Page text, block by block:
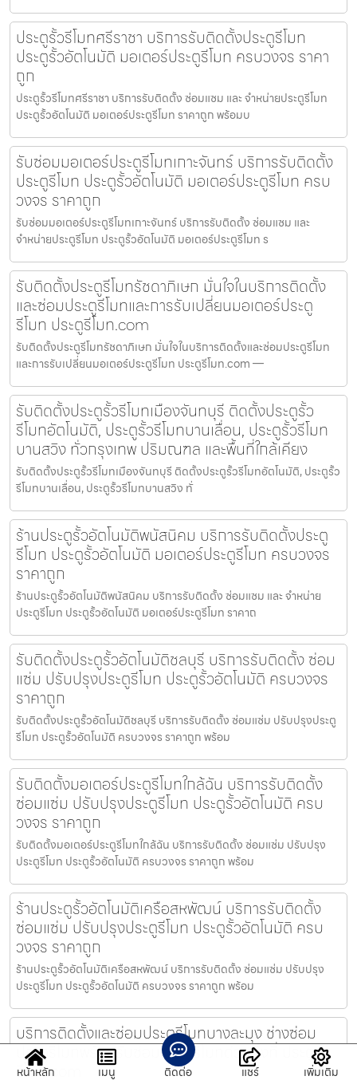
ประตูรั้วรีโมทศรีราชา บริการรับติดตั้งประตูรีโมท
ประตูรั้วอัตโนมัติ มอเตอร์ประตูรีโมท ครบวงจร ราคา
ถูก
ประตูรั้วรีโมทศรีราชา บริการรับติดตั้ง ซ่อมแซม และ จำหน่ายประตูรีโมท
ประตูรั้วอัตโนมัติ มอเตอร์ประตูรีโมท ราคาถูก พร้อมบ
รับซ่อมมอเตอร์ประตูรีโมทเกาะจันทร์ บริการรับติดตั้ง
ประตูรีโมท ประตูรั้วอัตโนมัติ มอเตอร์ประตูรีโมท ครบ
วงจร ราคาถูก
รับซ่อมมอเตอร์ประตูรีโมทเกาะจันทร์ บริการรับติดตั้ง ซ่อมแซม และ
จำหน่ายประตูรีโมท ประตูรั้วอัตโนมัติ มอเตอร์ประตูรีโมท ร
รับติดตั้งประตูรีโมทรัชดาภิเษก มั่นใจในบริการติดตั้ง
และซ่อมประตูรีโมทและการรับเปลี่ยนมอเตอร์ประตู
รีโมท ประตูรีโมท.com
รับติดตั้งประตูรีโมทรัชดาภิเษก มั่นใจในบริการติดตั้งและซ่อมประตูรีโมท
และการรับเปลี่ยนมอเตอร์ประตูรีโมท ประตูรีโมท.com —
รับติดตั้งประตูรั้วรีโมทเมืองจันทบุรี ติดตั้งประตูรั้ว
รีโมทอัตโนมัติ, ประตูรั้วรีโมทบานเลื่อน, ประตูรั้วรีโมท
บานสวิง ทั่วกรุงเทพ ปริมณฑล และพื้นที่ใกล้เคียง
รับติดตั้งประตูรั้วรีโมทเมืองจันทบุรี ติดตั้งประตูรั้วรีโมทอัตโนมัติ, ประตูรั้ว
รีโมทบานเลื่อน, ประตูรั้วรีโมทบานสวิง ทั่
ร้านประตูรั้วอัตโนมัติพนัสนิคม บริการรับติดตั้งประตู
รีโมท ประตูรั้วอัตโนมัติ มอเตอร์ประตูรีโมท ครบวงจร
ราคาถูก
ร้านประตูรั้วอัตโนมัติพนัสนิคม บริการรับติดตั้ง ซ่อมแซม และ จำหน่าย
ประตูรีโมท ประตูรั้วอัตโนมัติ มอเตอร์ประตูรีโมท ราคาถ
รับติดตั้งประตูรั้วอัตโนมัติชลบุรี บริการรับติดตั้ง ซ่อม
แซ่ม ปรับปรุงประตูรีโมท ประตูรั้วอัตโนมัติ ครบวงจร
ราคาถูก
รับติดตั้งประตูรั้วอัตโนมัติชลบุรี บริการรับติดตั้ง ซ่อมแซ่ม ปรับปรุงประตู
รีโมท ประตูรั้วอัตโนมัติ ครบวงจร ราคาถูก พร้อม
รับติดตั้งมอเตอร์ประตูรีโมทใกล้ฉัน บริการรับติดตั้ง
ซ่อมแซ่ม ปรับปรุงประตูรีโมท ประตูรั้วอัตโนมัติ ครบ
วงจร ราคาถูก
รับติดตั้งมอเตอร์ประตูรีโมทใกล้ฉัน บริการรับติดตั้ง ซ่อมแซ่ม ปรับปรุง
ประตูรีโมท ประตูรั้วอัตโนมัติ ครบวงจร ราคาถูก พร้อม
ร้านประตูรั้วอัตโนมัติเครือสหพัฒน์ บริการรับติดตั้ง
ซ่อมแซ่ม ปรับปรุงประตูรีโมท ประตูรั้วอัตโนมัติ ครบ
วงจร ราคาถูก
ร้านประตูรั้วอัตโนมัติเครือสหพัฒน์ บริการรับติดตั้ง ซ่อมแซ่ม ปรับปรุง
ประตูรีโมท ประตูรั้วอัตโนมัติ ครบวงจร ราคาถูก พร้อม
บริการติดตั้งและซ่อมประตูรีโมทบางละมุง ช่างซ่อม
ประตูรีโมทพร้อมรับซ่อมประตูรีโมทด่วนถึงที่ ประตู
รีโมท.com
หน้าหลัก เมนู ติดต่อ แชร์ เพิ่มเติม